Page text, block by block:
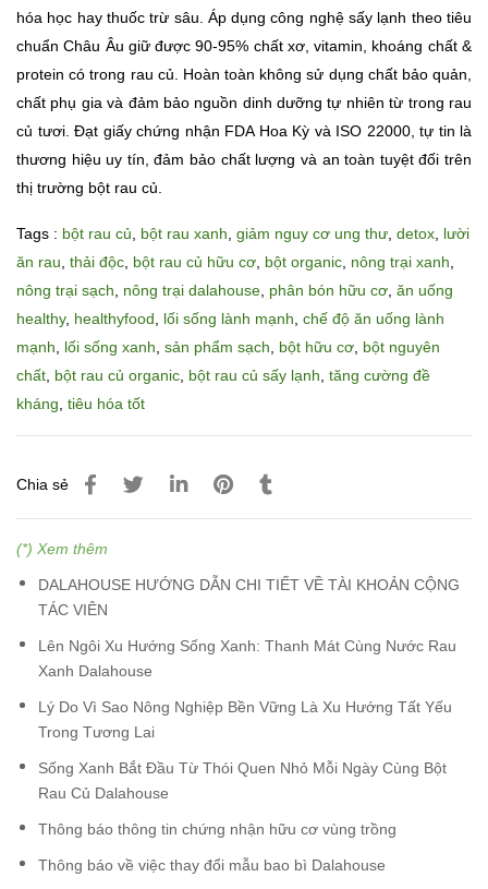
hóa học hay thuốc trừ sâu. Áp dụng công nghệ sấy lạnh theo tiêu
chuẩn Châu Âu giữ được 90-95% chất xơ, vitamin, khoáng chất &
protein có trong rau củ. Hoàn toàn không sử dụng chất bảo quản,
chất phụ gia và đảm bảo nguồn dinh dưỡng tự nhiên từ trong rau
củ tươi. Đạt giấy chứng nhận FDA Hoa Kỳ và ISO 22000, tự tin là
thương hiệu uy tín, đảm bảo chất lượng và an toàn tuyệt đối trên
thị trường bột rau củ.
Tags : bột rau củ, bột rau xanh, giảm nguy cơ ung thư, detox, lười
ăn rau, thải độc, bột rau củ hữu cơ, bột organic, nông trại xanh,
nông trại sạch, nông trại dalahouse, phân bón hữu cơ, ăn uống
healthy, healthyfood, lối sống lành mạnh, chế độ ăn uống lành
mạnh, lối sống xanh, sản phẩm sạch, bột hữu cơ, bột nguyên
chất, bột rau củ organic, bột rau củ sấy lạnh, tăng cường đề
kháng, tiêu hóa tốt
Chia sẻ
(*) Xem thêm
DALAHOUSE HƯỚNG DẪN CHI TIẾT VỀ TÀI KHOẢN CỘNG
TÁC VIÊN
Lên Ngôi Xu Hướng Sống Xanh: Thanh Mát Cùng Nước Rau
Xanh Dalahouse
Lý Do Vì Sao Nông Nghiệp Bền Vững Là Xu Hướng Tất Yếu
Trong Tương Lai
Sống Xanh Bắt Đầu Từ Thói Quen Nhỏ Mỗi Ngày Cùng Bột
Rau Củ Dalahouse
Thông báo thông tin chứng nhận hữu cơ vùng trồng
Thông báo về việc thay đổi mẫu bao bì Dalahouse